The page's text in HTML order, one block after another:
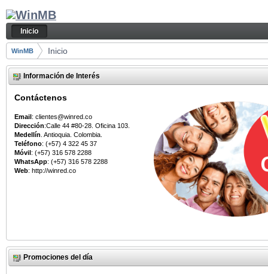
Saltar al contenido
Inicio
Navegación
Inicio
Camino de migas
WinMB Inicio
Información de Interés
Contáctenos
Email: clientes@winred.co
Dirección:Calle 44 #80-28. Oficina 103.
Medellín . Antioquia. Colombia.
Teléfono: (+57) 4 322 45 37
Móvil: (+57) 316 578 2288
WhatsApp: (+57) 316 578 2288
Web: http://winred.co
Promociones del día